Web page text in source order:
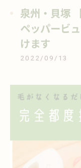
泉州・貝塚
ペッパービ
けます
2022/09/13